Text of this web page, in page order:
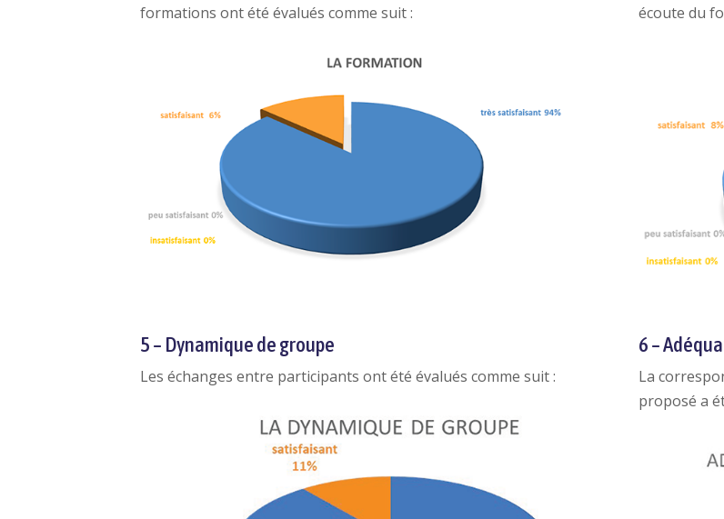
formations ont été évalués comme suit :
écoute du
5 – Dynamique de groupe
Les échanges entre participants ont été évalués comme suit :
6 –
La
proposé a